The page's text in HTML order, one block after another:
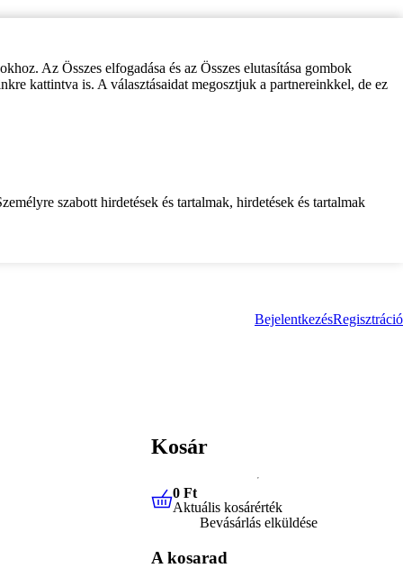
Az Összes elfogadása és az Összes elutasítása gombok
kattintva is. A választásaidat megosztjuk a partnereinkkel, de ez
szabott hirdetések és tartalmak, hirdetések és tartalmak
BejelentkezésRegisztráció
Kosár
0 FtAktuális kosárérték
0 Ft
Aktuális kosárérték
Bevásárlás elküldése
A kosarad